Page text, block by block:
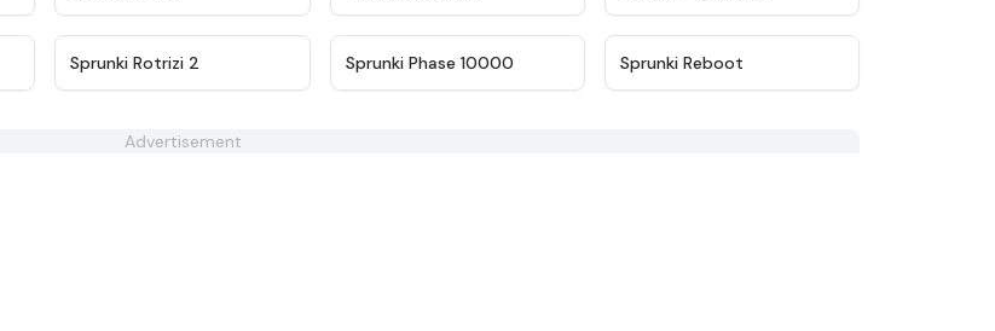
Sprunki Rotrizi 2 Sprunki Phase 10000 Sprunki Reboot
Advertisement